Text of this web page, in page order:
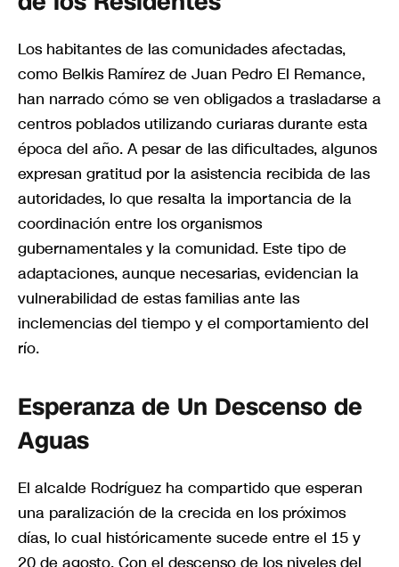
Los habitantes de las comunidades afectadas,
como Belkis Ramírez de Juan Pedro El Remance,
han narrado cómo se ven obligados a trasladarse a
centros poblados utilizando curiaras durante esta
época del año. A pesar de las dificultades, algunos
expresan gratitud por la asistencia recibida de las
autoridades, lo que resalta la importancia de la
coordinación entre los organismos
gubernamentales y la comunidad. Este tipo de
adaptaciones, aunque necesarias, evidencian la
vulnerabilidad de estas familias ante las
inclemencias del tiempo y el comportamiento del
río.
Esperanza de Un Descenso de
Aguas
El alcalde Rodríguez ha compartido que esperan
una paralización de la crecida en los próximos
días, lo cual históricamente sucede entre el 15 y
20 de agosto. Con el descenso de los niveles del